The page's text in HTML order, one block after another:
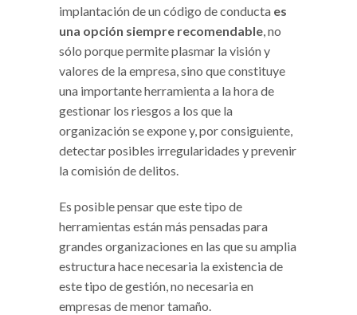
implantación de un código de conducta es
una opción siempre recomendable, no
sólo porque permite plasmar la visión y
valores de la empresa, sino que constituye
una importante herramienta a la hora de
gestionar los riesgos a los que la
organización se expone y, por consiguiente,
detectar posibles irregularidades y prevenir
la comisión de delitos.
Es posible pensar que este tipo de
herramientas están más pensadas para
grandes organizaciones en las que su amplia
estructura hace necesaria la existencia de
este tipo de gestión, no necesaria en
empresas de menor tamaño.